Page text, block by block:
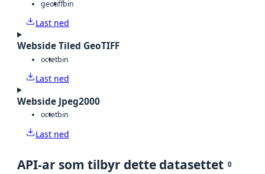
geotiffbin
Last ned
Webside Tiled GeoTIFF
octetbin
Last ned
Webside Jpeg2000
octetbin
Last ned
API-ar som tilbyr dette datasettet 0